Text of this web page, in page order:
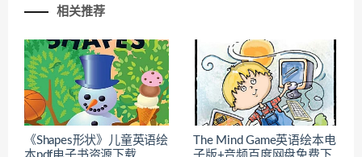
相关推荐
《Shapes形状》儿童英语绘
The Mind Game英语绘本电